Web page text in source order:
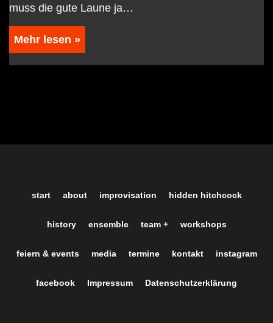
muss die gute Laune ja…
Mehr lesen »
start about improvisation hidden hitchcock
history ensemble team + workshops
feiern & events media termine kontakt instagram
facebook Impressum Datenschutzerklärung